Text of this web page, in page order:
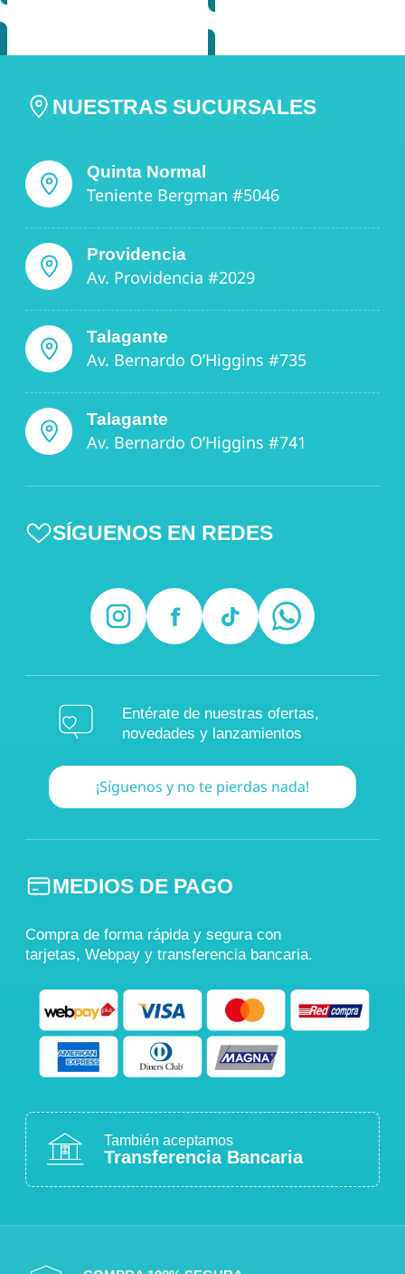
NUESTRAS SUCURSALES
Quinta Normal
Teniente Bergman #5046
Providencia
Av. Providencia #2029
Talagante
Av. Bernardo O’Higgins #735
Talagante
Av. Bernardo O’Higgins #741
SÍGUENOS EN REDES
Entérate de nuestras ofertas,
novedades y lanzamientos
¡Síguenos y no te pierdas nada!
MEDIOS DE PAGO
Compra de forma rápida y segura con
tarjetas, Webpay y transferencia bancaria.
También aceptamos
Transferencia Bancaria